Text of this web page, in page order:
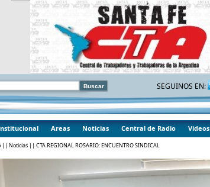
SEGUINOS EN:
Areas Noticias Central de Radio Videos
|| Noticias || CTA REGIONAL ROSARIO: ENCUENTRO SINDICAL